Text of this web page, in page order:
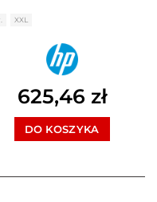
5
XXL
625,46 zł
DO KOSZYKA